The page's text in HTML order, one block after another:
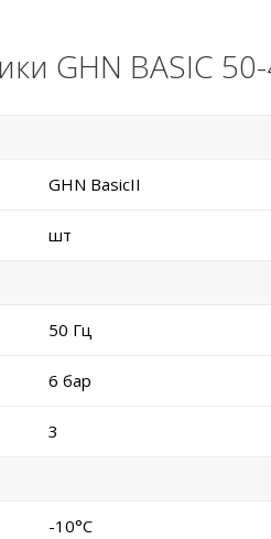
GHN BASIC
GHN BasicII
шт
50 Гц
6 бар
3
-10°C